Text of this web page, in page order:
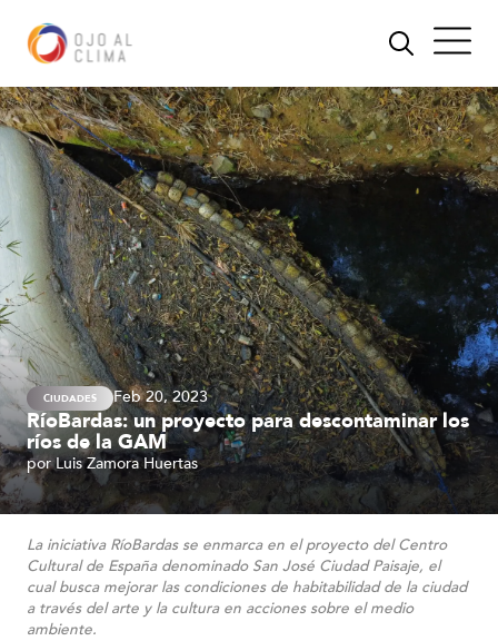
CIUDADES Feb 20, 2023
RíoBardas: un proyecto para descontaminar los
ríos de la GAM
porLuis Zamora Huertas
La iniciativa RíoBardas se enmarca en el proyecto del Centro
Cultural de España denominado San José Ciudad Paisaje, el
cual busca mejorar las condiciones de habitabilidad de la ciudad
a través del arte y la cultura en acciones sobre el medio
ambiente.